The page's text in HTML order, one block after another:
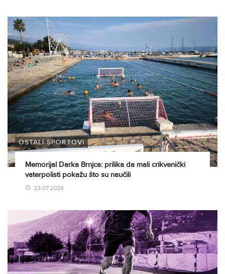
OSTALI SPORTOVI
Memorijal Darka Brnjca: prilika da mali crikvenički
vaterpolisti pokažu što su naučili
23.07.2026